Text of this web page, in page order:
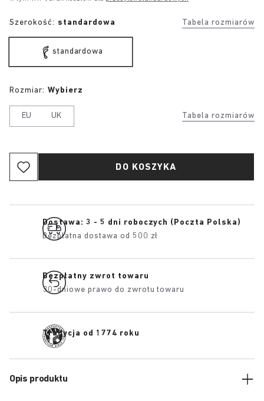
Szerokość: standardowa Tabela rozmiarów
standardowa
Tabela rozmiarów
Rozmiar: Wybierz
EU UK
DO KOSZYKA
Dostawa: 3 - 5 dni roboczych (Poczta Polska)
Bezpłatna dostawa od 500 zł
Bezpłatny zwrot towaru
30-dniowe prawo do zwrotu towaru
Tradycja od 1774 roku
Opis produktu